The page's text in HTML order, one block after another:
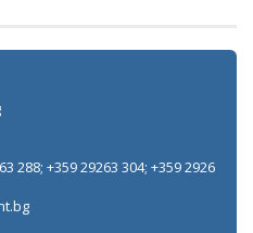
288; +359 29263 304; +359 2926